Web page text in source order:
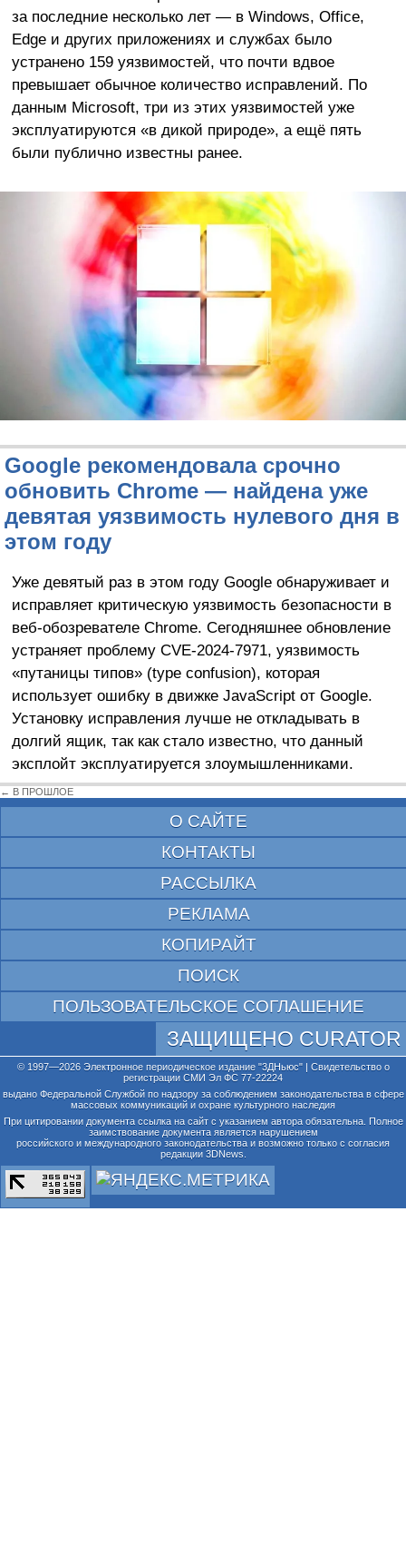
за последние несколько лет — в Windows, Office,
Edge и других приложениях и службах было
устранено 159 уязвимостей, что почти вдвое
превышает обычное количество исправлений. По
данным Microsoft, три из этих уязвимостей уже
эксплуатируются «в дикой природе», а ещё пять
были публично известны ранее.
Google рекомендовала срочно
обновить Chrome — найдена уже
девятая уязвимость нулевого дня в
этом году
Уже девятый раз в этом году Google обнаруживает и
исправляет критическую уязвимость безопасности в
веб-обозревателе Chrome. Сегодняшнее обновление
устраняет проблему CVE-2024-7971, уязвимость
«путаницы типов» (type confusion), которая
использует ошибку в движке JavaScript от Google.
Установку исправления лучше не откладывать в
долгий ящик, так как стало известно, что данный
эксплойт эксплуатируется злоумышленниками.
← В ПРОШЛОЕ
О САЙТЕ
КОНТАКТЫ
РАССЫЛКА
РЕКЛАМА
КОПИРАЙТ
ПОИСК
ПОЛЬЗОВАТЕЛЬСКОЕ СОГЛАШЕНИЕ
ЗАЩИЩЕНО CURATOR
© 1997—2026 Электронное периодическое издание "3ДНьюс" | Свидетельство о
регистрации СМИ Эл ФС 77-22224
выдано Федеральной Службой по надзору за соблюдением законодательства в сфере
массовых коммуникаций и охране культурного наследия
При цитировании документа ссылка на сайт с указанием автора обязательна. Полное
заимствование документа является нарушением
российского и международного законодательства и возможно только с согласия
редакции 3DNews.